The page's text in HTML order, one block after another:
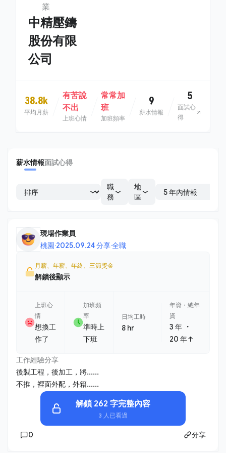
業
中精壓鑄
股份有限
公司
38.8k
平均月薪
有苦說
不出
上班心情
常常加
班
加班頻率
9
薪水情報
5
面試心
得
薪水情報面試心得
職
務
地
區
現場作業員
桃園·2025.09.24 分享·全職
月薪、年薪、年終、三節獎金
解鎖後顯示
上班心
情
想換工
作了
加班頻
率
準時上
下班
日均工時
8 hr
年資・總年
資
3 年 ・
20 年↑
工作經驗分享
後製工程，後加工，將......
不推，裡面外配，外籍......
解鎖 262 字完整內容
3 人已看過
0 分享